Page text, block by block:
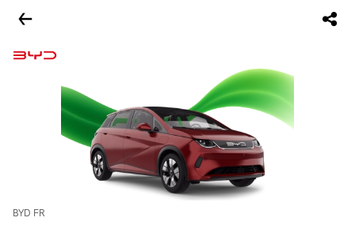
BYD FR